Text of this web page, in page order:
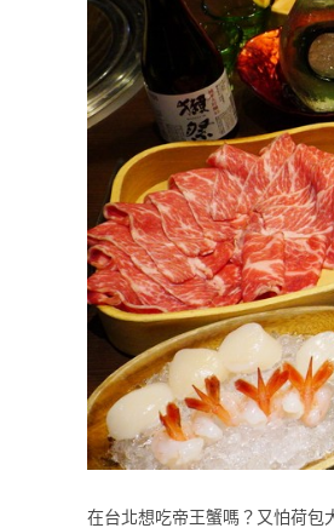
在台北想吃帝王蟹嗎？又怕荷包